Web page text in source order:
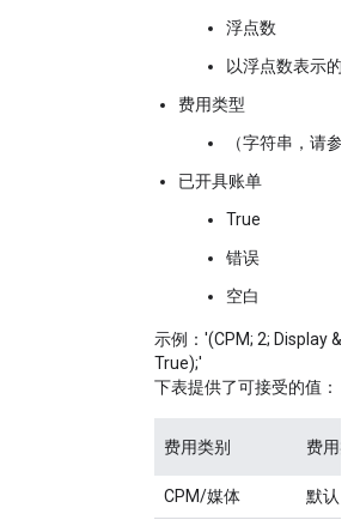
浮点数
以浮点数表示的
费用类型
（字符串，请参
已开具账单
True
错误
空白
示例：'(CPM; 2; Display &
True);'
下表提供了可接受的值：
费用类别 费用类
CPM/媒体 默认